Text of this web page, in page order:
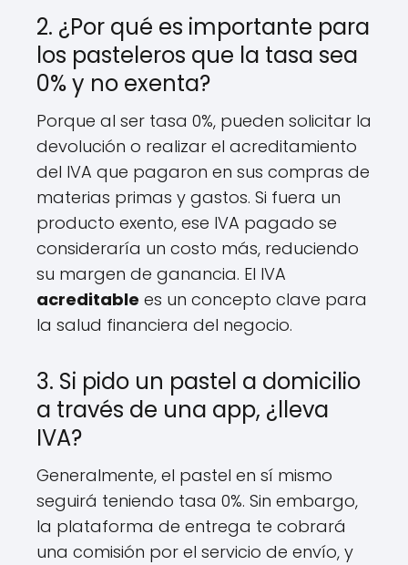
2. ¿Por qué es importante para
los pasteleros que la tasa sea
0% y no exenta?
Porque al ser tasa 0%, pueden solicitar la
devolución o realizar el acreditamiento
del IVA que pagaron en sus compras de
materias primas y gastos. Si fuera un
producto exento, ese IVA pagado se
consideraría un costo más, reduciendo
su margen de ganancia. El IVA
acreditable es un concepto clave para
la salud financiera del negocio.
3. Si pido un pastel a domicilio
a través de una app, ¿lleva
IVA?
Generalmente, el pastel en sí mismo
seguirá teniendo tasa 0%. Sin embargo,
la plataforma de entrega te cobrará
una comisión por el servicio de envío, y